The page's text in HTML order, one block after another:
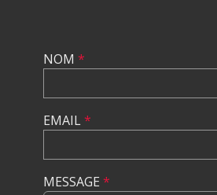
NOM *
EMAIL*
MESSAGE *